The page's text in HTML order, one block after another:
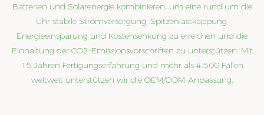
Batterien und Solarenergie kombinieren, um eine rund um die
Uhr stabile Stromversorgung, Spitzenlastkappung,
Energieeinsparung und Kostensenkung zu erreichen und die
Einhaltung der CO2-Emissionsvorschriften zu unterstützen. Mit
15 Jahren Fertigungserfahrung und mehr als 4.500 Fällen
weltweit unterstützen wir die OEM/ODM-Anpassung.